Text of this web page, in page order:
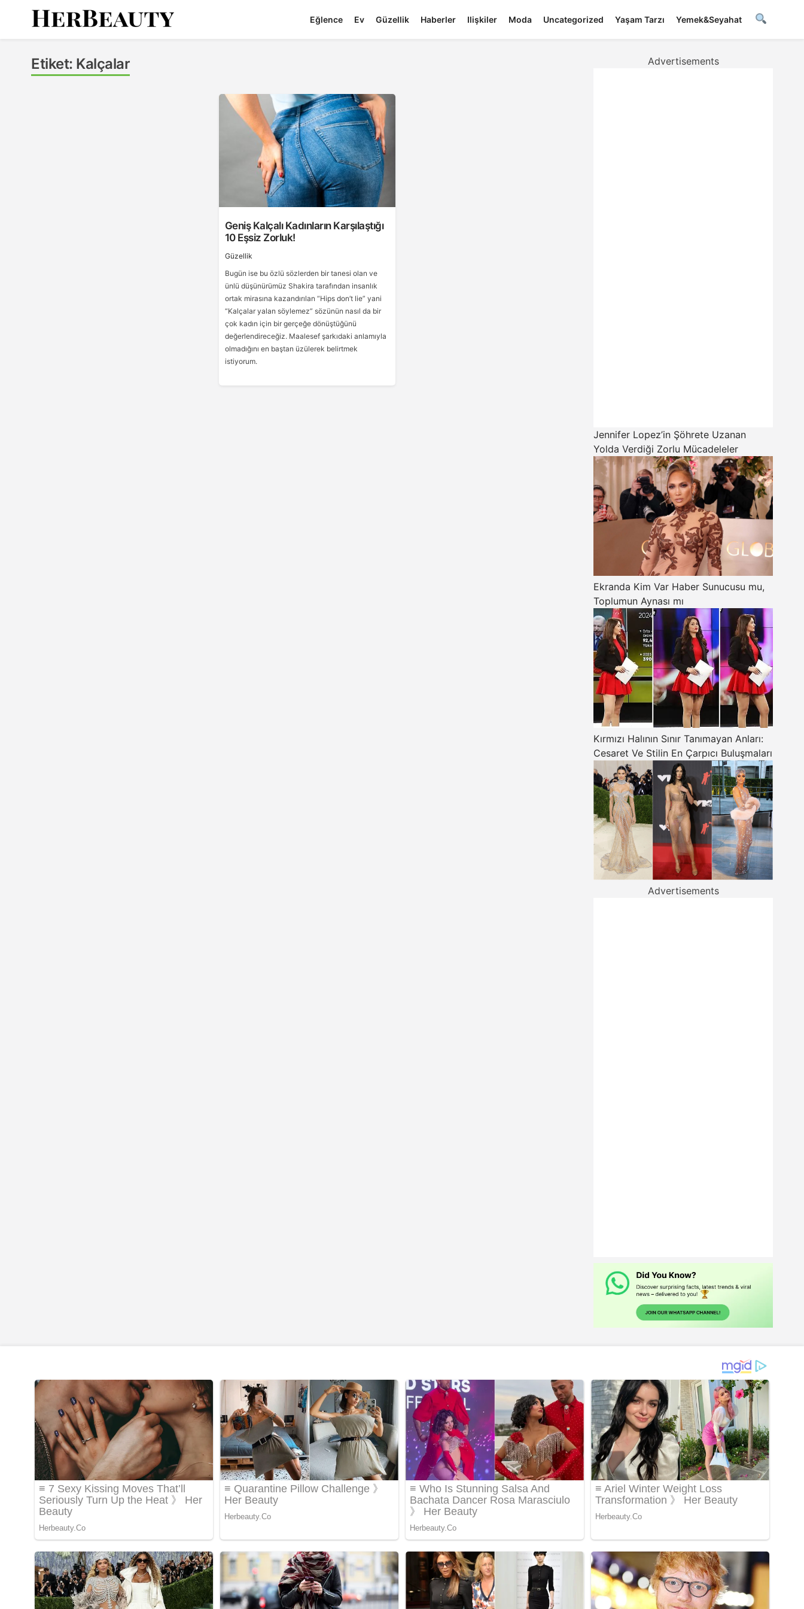
Eğlence Ev Güzellik Haberler Ilişkiler Moda Uncategorized Yaşam Tarzı Yemek&Seyahat
Etiket: Kalçalar
Geniş Kalçalı Kadınların Karşılaştığı
10 Eşsiz Zorluk!
Güzellik
Bugün ise bu özlü sözlerden bir tanesi olan ve
ünlü düşünürümüz Shakira tarafından insanlık
ortak mirasına kazandırılan “Hips don’t lie” yani
“Kalçalar yalan söylemez” sözünün nasıl da bir
çok kadın için bir gerçeğe dönüştüğünü
değerlendireceğiz. Maalesef şarkıdaki anlamıyla
olmadığını en baştan üzülerek belirtmek
istiyorum.
Advertisements
Jennifer Lopez’in Şöhrete Uzanan
Yolda Verdiği Zorlu Mücadeleler
Ekranda Kim Var Haber Sunucusu mu,
Toplumun Aynası mı
Kırmızı Halının Sınır Tanımayan Anları:
Cesaret Ve Stilin En Çarpıcı Buluşmaları
Advertisements